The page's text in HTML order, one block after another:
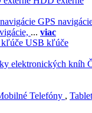
GPS
... viac
USB kľúče
Telefóny ,